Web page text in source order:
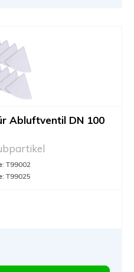
Abluftventil DN 100
: T99002
: T99025